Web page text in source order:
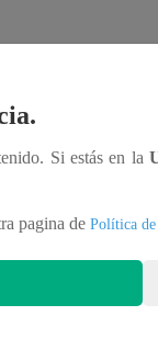
y
Si estás en la
pagina de Política